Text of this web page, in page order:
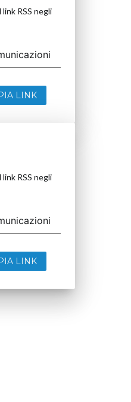
RSS negli
LINK
RSS negli
LINK